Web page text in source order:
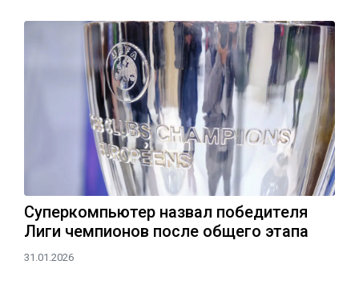
Суперкомпьютер назвал победителя
Лиги чемпионов после общего этапа
31.01.2026